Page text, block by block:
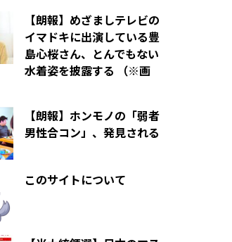
【朗報】めざましテレビの
イマドキに出演している豊
島心桜さん、とんでもない
水着姿を披露する （※画
【朗報】ホンモノの「弱者
男性合コン」、発見される
このサイトについて